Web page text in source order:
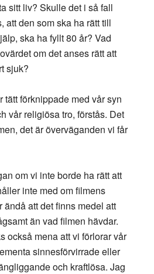
sitt liv? Skulle det i så fall
att den som ska ha rätt till
ska ha fyllt 80 år? Vad
om det anses rätt att
sjuk?
tätt förknippade med vår syn
vår religiösa tro, förstås. Det
det är överväganden vi får
om vi inte borde ha rätt att
inte med om filmens
ändå att det finns medel att
än vad filmen hävdar.
också mena att vi förlorar vår
sinnesförvirrade eller
och kraftlösa. Jag